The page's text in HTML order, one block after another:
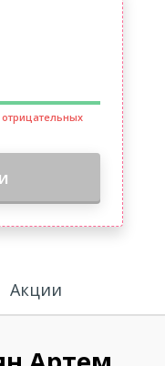
отрицательных
Акции